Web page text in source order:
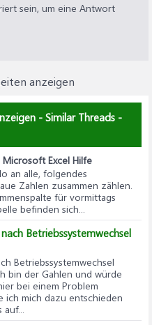
sein, um eine Antwort
anzeigen
- Similar Threads -
Microsoft Excel Hilfe
an alle, folgendes
Zahlen zusammen zählen.
für vormittags
befinden sich...
Betriebssystemwechsel
Betriebssystemwechsel
bin der Gahlen und würde
bei einem Problem
ich mich dazu entschieden